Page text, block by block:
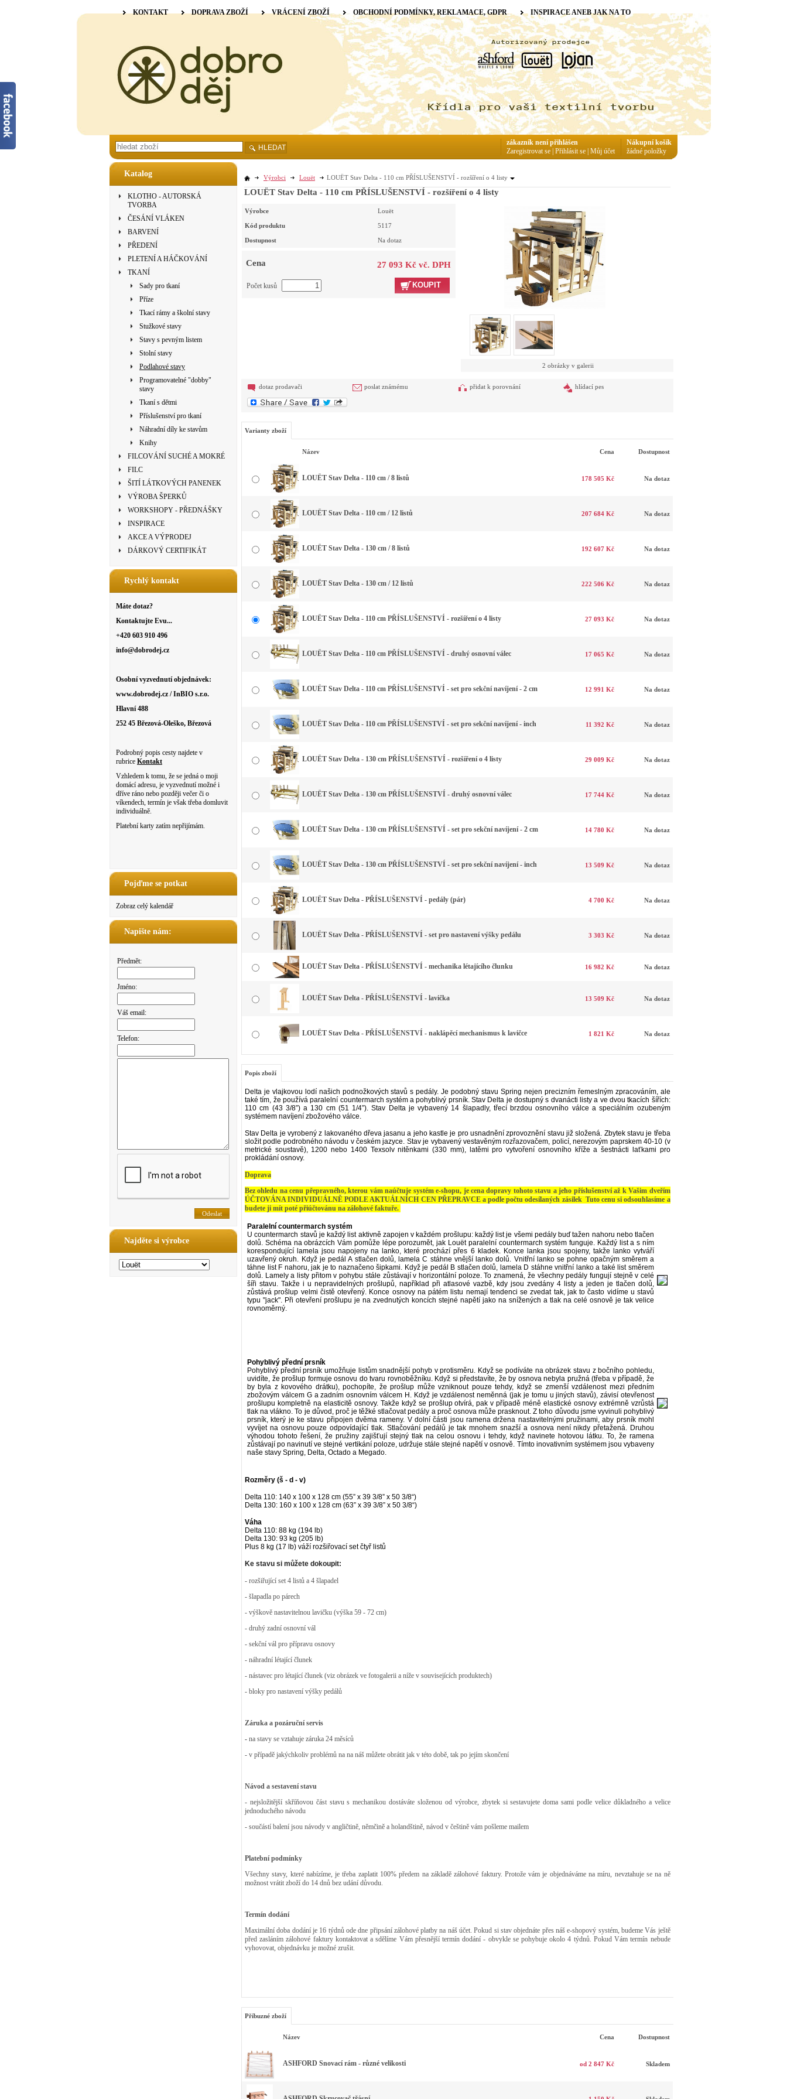
Katalog
KLOTHO - AUTORSKÁ
TVORBA
ČESÁNÍ VLÁKEN
BARVENÍ
PŘEDENÍ
PLETENÍ A HÁČKOVÁNÍ
TKANÍ
Sady pro tkaní
Příze
Tkací rámy a školní stavy
Stužkové stavy
Stavy s pevným listem
Stolní stavy
Podlahové stavy
Programovatelné "dobby"
stavy
Tkaní s dětmi
Příslušenství pro tkaní
Náhradní díly ke stavům
Knihy
FILCOVÁNÍ SUCHÉ A MOKRÉ
FILC
ŠITÍ LÁTKOVÝCH PANENEK
VÝROBA ŠPERKŮ
WORKSHOPY - PŘEDNÁŠKY
INSPIRACE
AKCE A VÝPRODEJ
DÁRKOVÝ CERTIFIKÁT
Rychlý kontakt
Máte dotaz?
Kontaktujte Evu...
+420 603 910 496
info@dobrodej.cz
Osobní vyzvednutí objednávek:
www.dobrodej.cz / InBIO s.r.o.
Hlavní 488
252 45 Březová-Oleško, Březová
Podrobný popis cesty najdete v
rubrice Kontakt
Vzhledem k tomu, že se jedná o moji
domácí adresu, je vyzvednutí možné i
dříve ráno nebo později večer či o
víkendech, termín je však třeba domluvit
individuálně.
Platební karty zatím nepřijímám.
Pojďme se potkat
Zobraz celý kalendář
Napište nám:
Předmět:
Jméno:
Váš email:
Telefon:
Najděte si výrobce
Výrobci Louët LOUËT Stav Delta - 110 cm PŘÍSLUŠENSTVÍ - rozšíření o 4 listy
LOUËT Stav Delta - 110 cm PŘÍSLUŠENSTVÍ - rozšíření o 4 listy
Výrobce Louët
Kód produktu 5117
Dostupnost Na dotaz
Cena 27 093 Kč vč. DPH
KOUPIT
Počet kusů
2 obrázky v galerii
dotaz prodavači poslat známému přidat k porovnání hlídací pes
Varianty zboží
Název Cena Dostupnost
LOUËT Stav Delta - 110 cm / 8 listů 178 505 Kč Na dotaz
LOUËT Stav Delta - 110 cm / 12 listů 207 684 Kč Na dotaz
LOUËT Stav Delta - 130 cm / 8 listů 192 607 Kč Na dotaz
LOUËT Stav Delta - 130 cm / 12 listů 222 506 Kč Na dotaz
LOUËT Stav Delta - 110 cm PŘÍSLUŠENSTVÍ - rozšíření o 4 listy 27 093 Kč Na dotaz
LOUËT Stav Delta - 110 cm PŘÍSLUŠENSTVÍ - druhý osnovní válec 17 065 Kč Na dotaz
LOUËT Stav Delta - 110 cm PŘÍSLUŠENSTVÍ - set pro sekční navíjení - 2 cm 12 991 Kč Na dotaz
LOUËT Stav Delta - 110 cm PŘÍSLUŠENSTVÍ - set pro sekční navíjení - inch 11 392 Kč Na dotaz
LOUËT Stav Delta - 130 cm PŘÍSLUŠENSTVÍ - rozšíření o 4 listy 29 009 Kč Na dotaz
LOUËT Stav Delta - 130 cm PŘÍSLUŠENSTVÍ - druhý osnovní válec 17 744 Kč Na dotaz
LOUËT Stav Delta - 130 cm PŘÍSLUŠENSTVÍ - set pro sekční navíjení - 2 cm 14 780 Kč Na dotaz
LOUËT Stav Delta - 130 cm PŘÍSLUŠENSTVÍ - set pro sekční navíjení - inch 13 509 Kč Na dotaz
LOUËT Stav Delta - PŘÍSLUŠENSTVÍ - pedály (pár) 4 700 Kč Na dotaz
LOUËT Stav Delta - PŘÍSLUŠENSTVÍ - set pro nastavení výšky pedálu 3 303 Kč Na dotaz
LOUËT Stav Delta - PŘÍSLUŠENSTVÍ - mechanika létajícího člunku 16 982 Kč Na dotaz
LOUËT Stav Delta - PŘÍSLUŠENSTVÍ - lavička 13 509 Kč Na dotaz
LOUËT Stav Delta - PŘÍSLUŠENSTVÍ - naklápěcí mechanismus k lavičce 1 821 Kč Na dotaz
Popis zboží
Delta je vlajkovou lodí našich podnožkových stavů s pedály. Je podobný stavu Spring nejen precizním řemeslným zpracováním, ale
také tím, že používá paralelní countermarch systém a pohyblivý prsník. Stav Delta je dostupný s dvanácti listy a ve dvou tkacích šířích:
110 cm (43 3/8”) a 130 cm (51 1/4”). Stav Delta je vybavený 14 šlapadly, třecí brzdou osnovního válce a speciálním ozubeným
systémem navíjení zbožového válce.
Stav Delta je vyrobený z lakovaného dřeva jasanu a jeho kastle je pro usnadnění zprovoznění stavu již složená. Zbytek stavu je třeba
složit podle podrobného návodu v českém jazyce. Stav je vybavený vestavěným rozřazovačem, policí, nerezovým paprskem 40-10 (v
metrické soustavě), 1200 nebo 1400 Texsolv nitěnkami (330 mm), latěmi pro vytvoření osnovního kříže a šestnácti laťkami pro
prokládání osnovy.
Doprava
Bez ohledu na cenu přepravného, kterou vám naúčtuje systém e-shopu, je cena dopravy tohoto stavu a jeho příslušenství až k Vašim dveřím
ÚČTOVÁNA INDIVIDUÁLNĚ PODLE AKTUÁLNÍCH CEN PŘEPRAVCE a podle počtu odesílaných zásilek Tuto cenu si odsouhlasíme a
budete ji mít poté přiúčtovánu na zálohové faktuře.
Paralelní countermarch systém
U countermarch stavů je každý list aktivně zapojen v každém prošlupu: každý list je všemi pedály buď tažen nahoru nebo tlačen
dolů. Schéma na obrázcích Vám pomůže lépe porozumět, jak Louët paralelní countermarch systém funguje. Každý list a s ním
korespondující lamela jsou napojeny na lanko, které prochází přes 6 kladek. Konce lanka jsou spojeny, takže lanko vytváří
uzavřený okruh. Když je pedál A stlačen dolů, lamela C stáhne vnější lanko dolů. Vnitřní lanko se pohne opačným směrem a
táhne list F nahoru, jak je to naznačeno šipkami. Když je pedál B stlačen dolů, lamela D stáhne vnitřní lanko a také list směrem
dolů. Lamely a listy přitom v pohybu stále zůstávají v horizontální poloze. To znamená, že všechny pedály fungují stejně v celé
šíři stavu. Takže i u nepravidelných prošlupů, například při atlasové vazbě, kdy jsou zvedány 4 listy a jeden je tlačen dolů,
zůstává prošlup velmi čistě otevřený. Konce osnovy na pátém listu nemají tendenci se zvedat tak, jak to často vidíme u stavů
typu "jack". Při otevření prošlupu je na zvednutých koncích stejné napětí jako na snížených a tlak na celé osnově je tak velice
rovnoměrný.
Pohyblivý přední prsník
Pohyblivý přední prsník umožňuje listům snadnější pohyb v protisměru. Když se podíváte na obrázek stavu z bočního pohledu,
uvidíte, že prošlup formuje osnovu do tvaru rovnoběžníku. Když si představíte, že by osnova nebyla pružná (třeba v případě, že
by byla z kovového drátku), pochopíte, že prošlup může vzniknout pouze tehdy, když se zmenší vzdálenost mezi předním
zbožovým válcem G a zadním osnovním válcem H. Když je vzdálenost neměnná (jak je tomu u jiných stavů), závisí otevřenost
prošlupu kompletně na elasticitě osnovy. Takže když se prošlup otvírá, pak v případě méně elastické osnovy extrémně vzrůstá
tlak na vlákno. To je důvod, proč je těžké stlačovat pedály a proč osnova může prasknout. Z toho důvodu jsme vyvinuli pohyblivý
prsník, který je ke stavu připojen dvěma rameny. V dolní části jsou ramena držena nastavitelnými pružinami, aby prsník mohl
vyvíjet na osnovu pouze odpovídající tlak. Stlačování pedálů je tak mnohem snazší a osnova není nikdy přetažená. Druhou
výhodou tohoto řešení, že pružiny zajišťují stejný tlak na celou osnovu i tehdy, když navinete hotovou látku. To, že ramena
zůstávají po navinutí ve stejné vertikání poloze, udržuje stále stejné napětí v osnově. Tímto inovativním systémem jsou vybaveny
naše stavy Spring, Delta, Octado a Megado.
Rozměry (š - d - v)
Delta 110: 140 x 100 x 128 cm (55” x 39 3/8” x 50 3/8“)
Delta 130: 160 x 100 x 128 cm (63” x 39 3/8” x 50 3/8“)
Váha
Delta 110: 88 kg (194 lb)
Delta 130: 93 kg (205 lb)
Plus 8 kg (17 lb) váží rozšiřovací set čtyř listů
Ke stavu si můžete dokoupit:
- rozšiřující set 4 listů a 4 šlapadel
- šlapadla po párech
- výškově nastavitelnou lavičku (výška 59 - 72 cm)
- druhý zadní osnovní vál
- sekční vál pro přípravu osnovy
- náhradní létající člunek
- nástavec pro létající člunek (viz obrázek ve fotogalerii a níže v souvisejících produktech)
- bloky pro nastavení výšky pedálů
Záruka a pozáruční servis
- na stavy se vztahuje záruka 24 měsíců
- v případě jakýchkoliv problémů na na náš můžete obrátit jak v této době, tak po jejím skončení
Návod a sestavení stavu
- nejsložitější skříňovou část stavu s mechanikou dostáváte složenou od výrobce, zbytek si sestavujete doma sami podle velice důkladného a velice
jednoduchého návodu
- součástí balení jsou návody v angličtině, němčině a holandštině, návod v češtině vám pošleme mailem
Platební podmínky
Všechny stavy, které nabízíme, je třeba zaplatit 100% předem na základě zálohové faktury. Protože vám je objednáváme na míru, nevztahuje se na ně
možnost vrátit zboží do 14 dnů bez udání důvodu.
Termín dodání
Maximální doba dodání je 16 týdnů ode dne připsání zálohové platby na náš účet. Pokud si stav objednáte přes náš e-shopový systém, budeme Vás ještě
před zasláním zálohové faktury kontaktovat a sdělíme Vám přesnější termín dodání - obvykle se pohybuje okolo 4 týdnů. Pokud Vám termín nebude
vyhovovat, objednávku je možné zrušit.
Příbuzné zboží
Název Cena Dostupnost
ASHFORD Snovací rám - různé velikosti od 2 847 Kč Skladem
KONTAKT DOPRAVA ZBOŽÍ VRÁCENÍ ZBOŽÍ OBCHODNÍ PODMÍNKY, REKLAMACE, GDPR INSPIRACE ANEB JAK NA TO
HLEDAT
Nákupní košík
žádné položky
zákazník není přihlášen
Zaregistrovat se Přihlásit se Můj účet